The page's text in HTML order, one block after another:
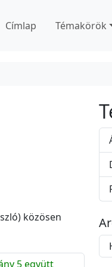
Címlap Témakörök
közösen
5 együtt
r